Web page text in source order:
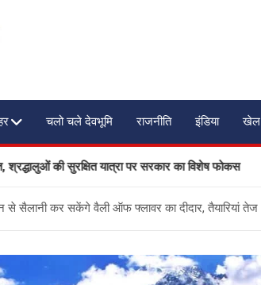
Shakshya
चलो चले देवभूमि राजनीति इंडिया खेल
सुरक्षित यात्रा पर सरकार का विशेष फोकस
सैलानी कर सकेंगे वैली ऑफ फ्लावर का दीदार, तैयारियां तेज